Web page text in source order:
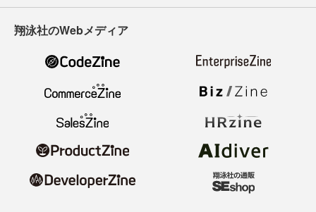
翔泳社のWebメディア